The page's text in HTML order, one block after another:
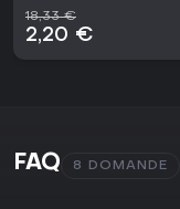
18,33 €
2,20 €
FAQ 8 DOMANDE